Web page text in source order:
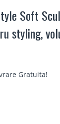
Soft
styling,
Gratuita!